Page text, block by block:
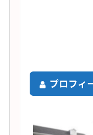
プロフィ